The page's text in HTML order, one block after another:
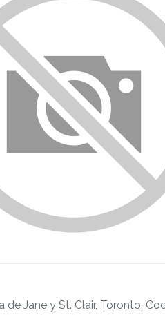
Jane y St. Clair, Toronto.